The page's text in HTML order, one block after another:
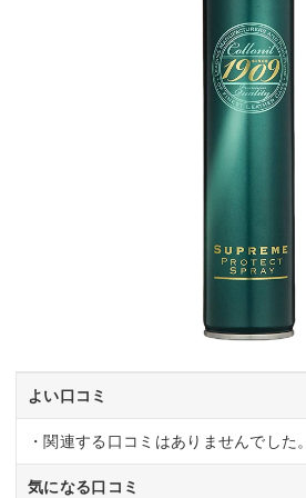
よい口コミ
・関連する口コミはありませんでした。
気になる口コミ